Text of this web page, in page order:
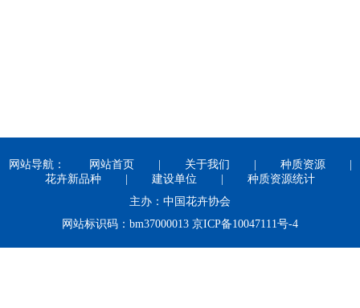
网站导航： 网站首页 关于我们 种质资源
花卉新品种
建设单位
种质资源统计
主办：中国花卉协会
网站标识码：bm37000013 京ICP备10047111号-4